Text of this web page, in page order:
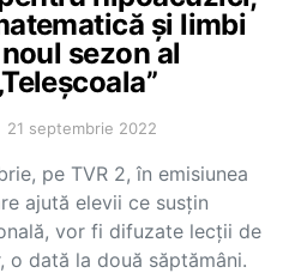
și limbi
sezon al
21 septembrie 2022
pe TVR 2, în emisiunea
ajută elevii ce susțin
vor fi difuzate lecții de
o dată la două săptămâni.